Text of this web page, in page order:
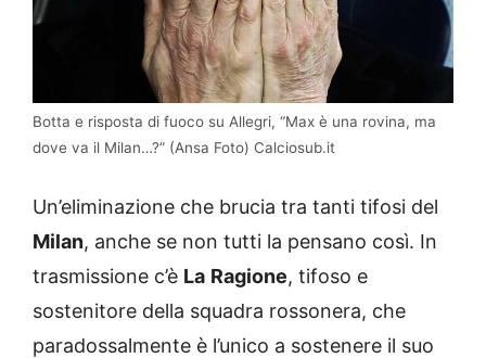
Botta e risposta di fuoco su Allegri, “Max è una rovina, ma
dove va il Milan…?” (Ansa Foto) Calciosub.it
Un’eliminazione che brucia tra tanti tifosi del
Milan, anche se non tutti la pensano così. In
trasmissione c’è La Ragione, tifoso e
sostenitore della squadra rossonera, che
paradossalmente è l’unico a sostenere il suo